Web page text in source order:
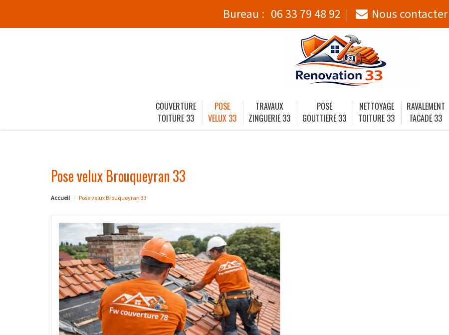
Bureau : 06 33 79 48 92 Nous contacter
COUVERTURE
TOITURE 33
POSE
VELUX 33
TRAVAUX
ZINGUERIE 33
POSE
GOUTTIERE 33
NETTOYAGE
TOITURE 33
RAVALEMENT
FACADE 33
Pose velux Brouqueyran 33
Accueil Pose velux Brouqueyran 33